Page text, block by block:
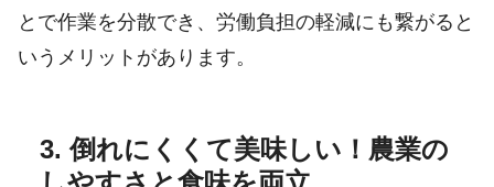
とで作業を分散でき、労働負担の軽減にも繋がると
いうメリットがあります。
3. 倒れにくくて美味しい！農業の